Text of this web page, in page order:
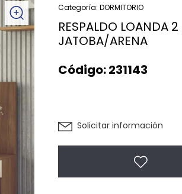
Categoría: DORMITORIO
RESPALDO LOANDA
JATOBA/ARENA
Código:231143
Solicitar información